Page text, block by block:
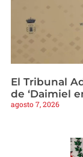
El Tribunal
de ‘Daimiel
agosto 7, 2026